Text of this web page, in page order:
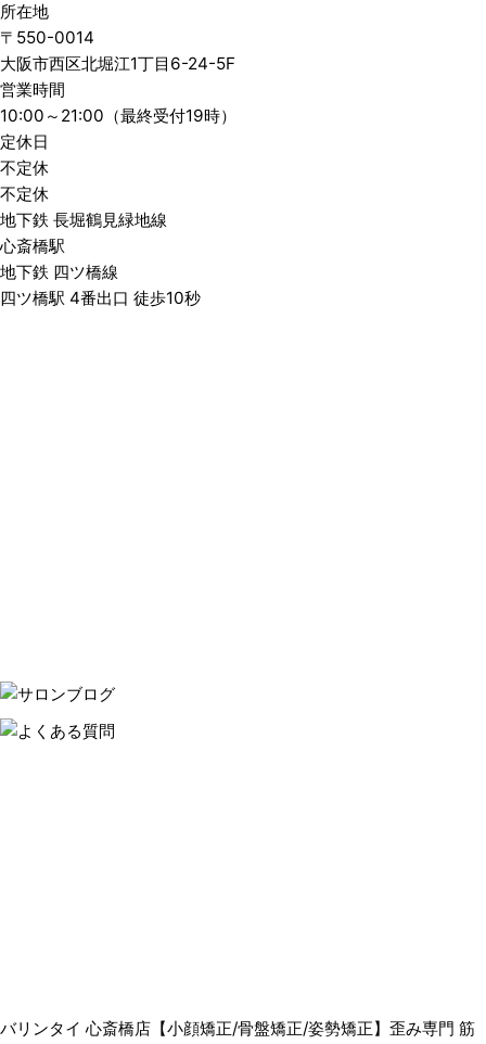
所在地
〒550-0014
大阪市西区北堀江1丁目6-24-5F
営業時間
10:00～21:00（最終受付19時）
定休日
不定休
不定休
地下鉄 長堀鶴見緑地線
心斎橋駅
地下鉄 四ツ橋線
四ツ橋駅 4番出口 徒歩10秒
バリンタイ 心斎橋店【小顔矯正/骨盤矯正/姿勢矯正】歪み専門 筋